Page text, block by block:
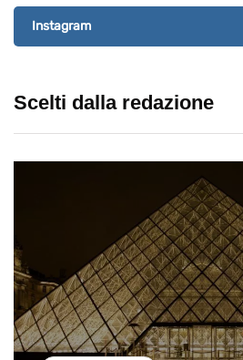
Instagram
Scelti dalla redazione